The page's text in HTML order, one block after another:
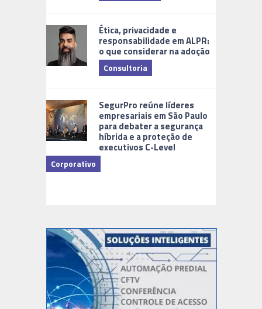
Ética, privacidade e
responsabilidade em ALPR:
o que considerar na adoção
Consultoria
SegurPro reúne líderes
empresariais em São Paulo
para debater a segurança
híbrida e a proteção de
executivos C-Level
Corporativo